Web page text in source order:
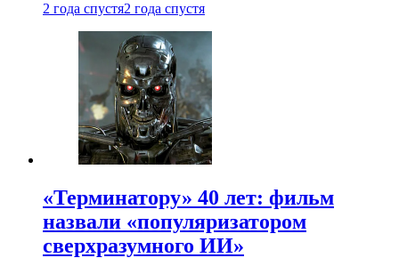
2 года спустя2 года спустя
«Терминатору» 40 лет: фильм
назвали «популяризатором
сверхразумного ИИ»